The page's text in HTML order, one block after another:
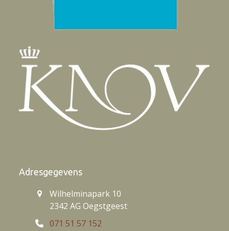
Adresgegevens
Wilhelminapark 10
2342 AG Oegstgeest
071 51 57 152